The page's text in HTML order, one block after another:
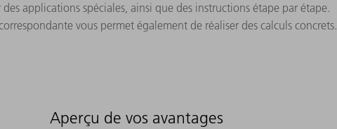
applications spéciales, ainsi que des instructions étape par étape.
vous permet également de réaliser des calculs concrets.
Aperçu de vos avantages